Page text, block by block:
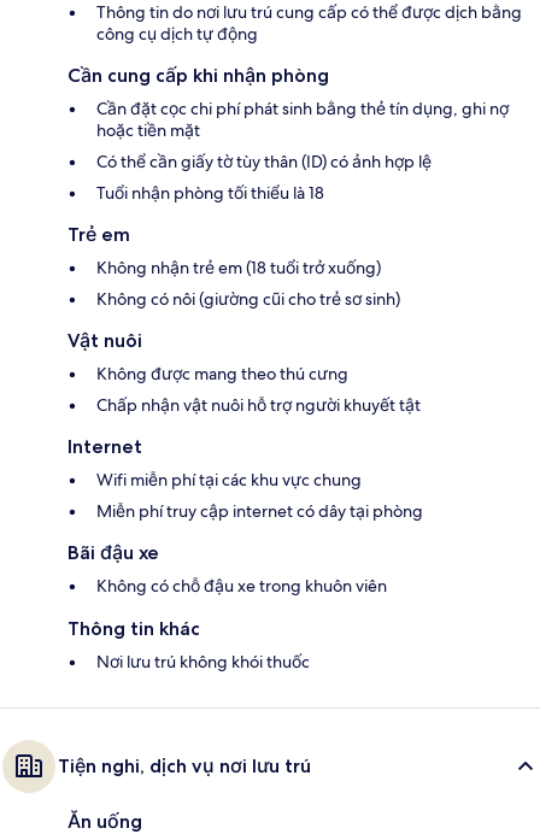
Thông tin do nơi lưu trú cung cấp có thể được dịch bằng
công cụ dịch tự động
Cần cung cấp khi nhận phòng
Cần đặt cọc chi phí phát sinh bằng thẻ tín dụng, ghi nợ
hoặc tiền mặt
Có thể cần giấy tờ tùy thân (ID) có ảnh hợp lệ
Tuổi nhận phòng tối thiểu là 18
Trẻ em
Không nhận trẻ em (18 tuổi trở xuống)
Không có nôi (giường cũi cho trẻ sơ sinh)
Vật nuôi
Không được mang theo thú cưng
Chấp nhận vật nuôi hỗ trợ người khuyết tật
Internet
Wifi miễn phí tại các khu vực chung
Miễn phí truy cập internet có dây tại phòng
Bãi đậu xe
Không có chỗ đậu xe trong khuôn viên
Thông tin khác
Nơi lưu trú không khói thuốc
Tiện nghi, dịch vụ nơi lưu trú
Ăn uống